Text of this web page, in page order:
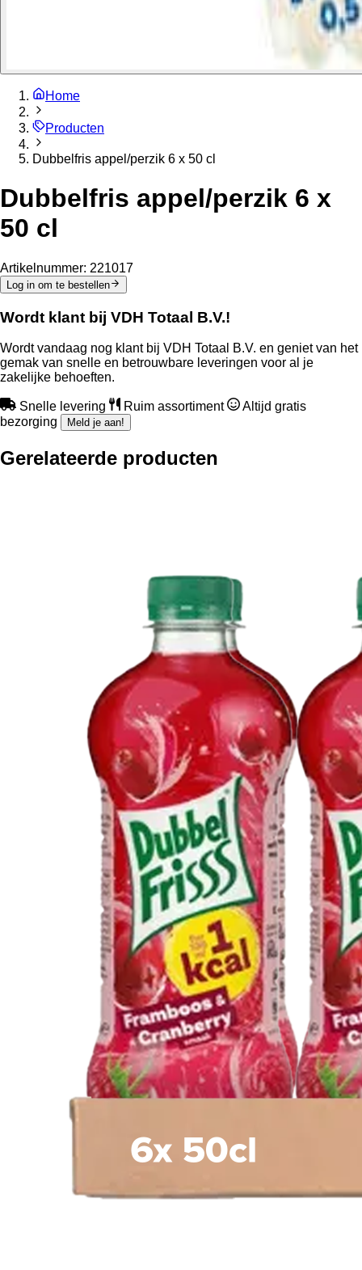
Home
Producten
Dubbelfris appel/perzik 6 x 50 cl
Dubbelfris appel/perzik 6 x
50 cl
Artikelnummer: 221017
Log in om te bestellen
Wordt klant bij VDH Totaal B.V.!
Wordt vandaag nog klant bij VDH Totaal B.V. en geniet van het
gemak van snelle en betrouwbare leveringen voor al je
zakelijke behoeften.
Snelle levering Ruim assortiment
Altijd gratis
bezorging
Meld je aan!
Gerelateerde producten